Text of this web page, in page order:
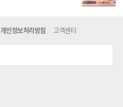
개인정보처리방침 고객센터